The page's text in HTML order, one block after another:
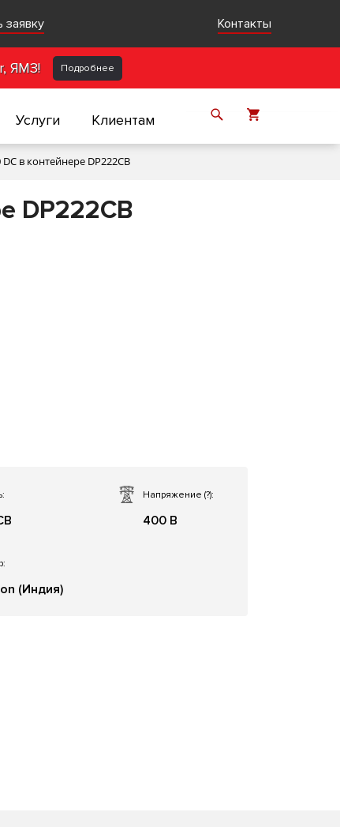
заявку Контакты
ЯМЗ! Подробнее
Услуги Клиентам
в контейнере DP222CB
DP222CB
Напряжение(?):
400 В
(Индия)